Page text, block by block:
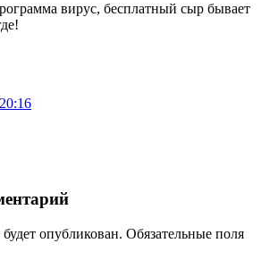
вирус, бесплатный сыр бывает
опубликован. Обязательные поля